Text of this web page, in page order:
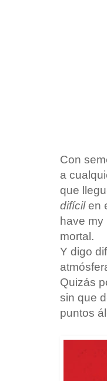
Con
a
que
difícilen
have my
mortal.
Y digo
Quizás
sin que
puntos